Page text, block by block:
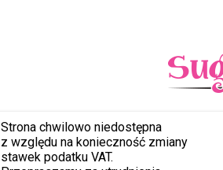
Strona chwilowo niedostępna
z względu na konieczność zmiany
stawek podatku VAT.